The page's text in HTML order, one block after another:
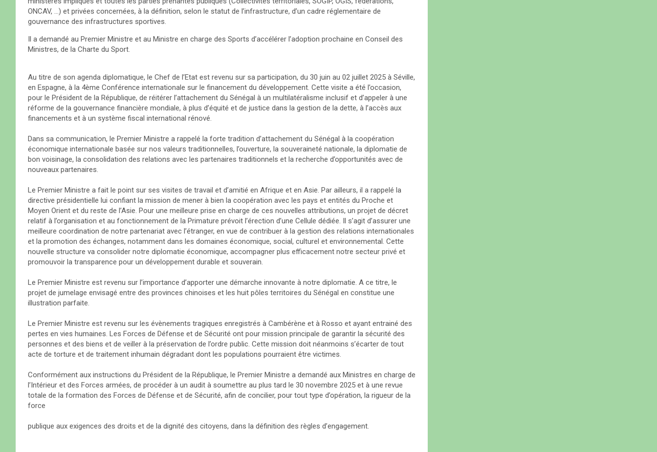
ONCAV, …) et privées concernées, à la définition, selon le statut de l’infrastructure, d’un cadre réglementaire de
gouvernance des infrastructures sportives.
Il a demandé au Premier Ministre et au Ministre en charge des Sports d’accélérer l’adoption prochaine en Conseil des
Ministres, de la Charte du Sport.
Au titre de son agenda diplomatique, le Chef de l’Etat est revenu sur sa participation, du 30 juin au 02 juillet 2025 à Séville,
en Espagne, à la 4ème Conférence internationale sur le financement du développement. Cette visite a été l’occasion,
pour le Président de la République, de réitérer l’attachement du Sénégal à un multilatéralisme inclusif et d’appeler à une
réforme de la gouvernance financière mondiale, à plus d’équité et de justice dans la gestion de la dette, à l’accès aux
financements et à un système fiscal international rénové.
Dans sa communication, le Premier Ministre a rappelé la forte tradition d’attachement du Sénégal à la coopération
économique internationale basée sur nos valeurs traditionnelles, l’ouverture, la souveraineté nationale, la diplomatie de
bon voisinage, la consolidation des relations avec les partenaires traditionnels et la recherche d’opportunités avec de
nouveaux partenaires.
Le Premier Ministre a fait le point sur ses visites de travail et d’amitié en Afrique et en Asie. Par ailleurs, il a rappelé la
directive présidentielle lui confiant la mission de mener à bien la coopération avec les pays et entités du Proche et
Moyen Orient et du reste de l’Asie. Pour une meilleure prise en charge de ces nouvelles attributions, un projet de décret
relatif à l’organisation et au fonctionnement de la Primature prévoit l’érection d’une Cellule dédiée. Il s’agit d’assurer une
meilleure coordination de notre partenariat avec l’étranger, en vue de contribuer à la gestion des relations internationales
et la promotion des échanges, notamment dans les domaines économique, social, culturel et environnemental. Cette
nouvelle structure va consolider notre diplomatie économique, accompagner plus efficacement notre secteur privé et
promouvoir la transparence pour un développement durable et souverain.
Le Premier Ministre est revenu sur l’importance d’apporter une démarche innovante à notre diplomatie. A ce titre, le
projet de jumelage envisagé entre des provinces chinoises et les huit pôles territoires du Sénégal en constitue une
illustration parfaite.
Le Premier Ministre est revenu sur les évènements tragiques enregistrés à Cambérène et à Rosso et ayant entrainé des
pertes en vies humaines. Les Forces de Défense et de Sécurité ont pour mission principale de garantir la sécurité des
personnes et des biens et de veiller à la préservation de l’ordre public. Cette mission doit néanmoins s’écarter de tout
acte de torture et de traitement inhumain dégradant dont les populations pourraient être victimes.
Conformément aux instructions du Président de la République, le Premier Ministre a demandé aux Ministres en charge de
l’Intérieur et des Forces armées, de procéder à un audit à soumettre au plus tard le 30 novembre 2025 et à une revue
totale de la formation des Forces de Défense et de Sécurité, afin de concilier, pour tout type d’opération, la rigueur de la
force
publique aux exigences des droits et de la dignité des citoyens, dans la définition des règles d’engagement.